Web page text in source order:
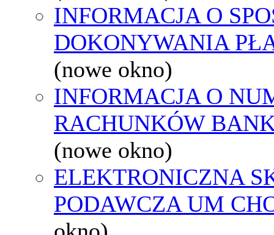
INFORMACJA O
DOKONYWANIA
(nowe okno)
INFORMACJA O
RACHUNKÓW
(nowe okno)
ELEKTRONICZNA
PODAWCZA UM